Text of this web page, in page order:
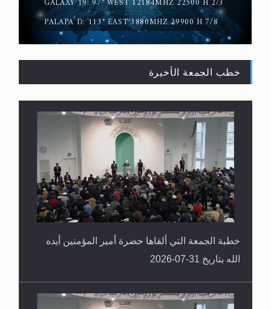
القرآن قاضٍ وحكمٌ على السنة ومهيمنٌ عليها.. ليس
العكس
GALAXY 19: 97° WEST 12184MHZ 22500 H 2/3
PALAPA D: 113° EAST 3880MHZ 29900 H 7/8
خطب الجمعة الأخيرة
خطبة الجمعة التي ألقاها حضرة أمير المؤمنين أيده
الله بتاريخ 31-07-2026